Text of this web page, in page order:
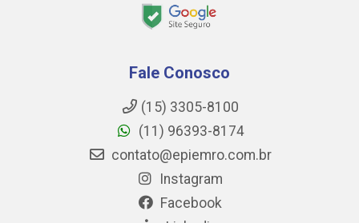
Fale Conosco
(15) 3305-8100
(11) 96393-8174
contato@epiemro.com.br
Instagram
Facebook